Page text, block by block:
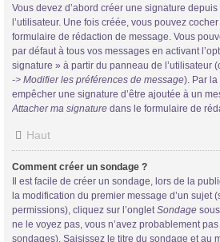
Vous devez d’abord créer une signature
l’utilisateur. Une fois créée, vous pouvez cocher
formulaire de rédaction de message. Vous
par défaut à tous vos messages en activant
signature » à partir du panneau de l’utilisateur
-> Modifier les préférences de message). Par
empêcher une signature d’être ajoutée à un
Attacher ma signature dans le formulaire de
Haut
Comment créer un sondage ?
Il est facile de créer un sondage, lors de la
la modification du premier message d’un sujet
permissions), cliquez sur l’ongletSondage
ne le voyez pas, vous n’avez probablement
sondages). Saisissez le titre du sondage et au